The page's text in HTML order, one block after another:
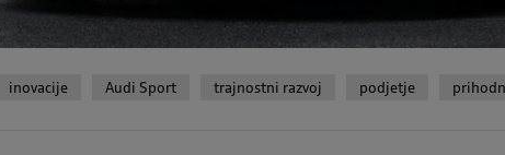
inovacije Audi Sport trajnostni razvoj podjetje